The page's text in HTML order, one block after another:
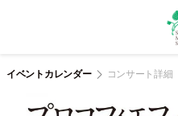
イベントカレンダー コンサート詳細